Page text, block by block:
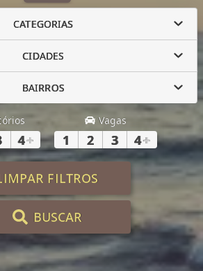
CATEGORIAS
CIDADES
BAIRROS
4+
Vagas
1 2 3 4+
FILTROS
BUSCAR